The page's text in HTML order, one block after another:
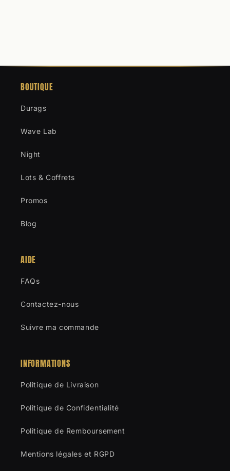
BOUTIQUE
Durags
Wave Lab
Night
Lots & Coffrets
Promos
Blog
AIDE
FAQs
Contactez-nous
Suivre ma commande
INFORMATIONS
Politique de Livraison
Politique de Confidentialité
Politique de Remboursement
Mentions légales et RGPD